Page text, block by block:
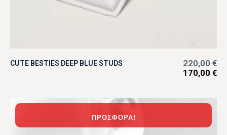
CUTE BESTIES DEEP BLUE STUDS 220,00€
170,00 €
ΠΡΟΣΦΟΡΆ!